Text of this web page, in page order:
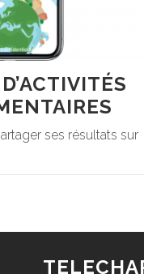
ses résultats sur